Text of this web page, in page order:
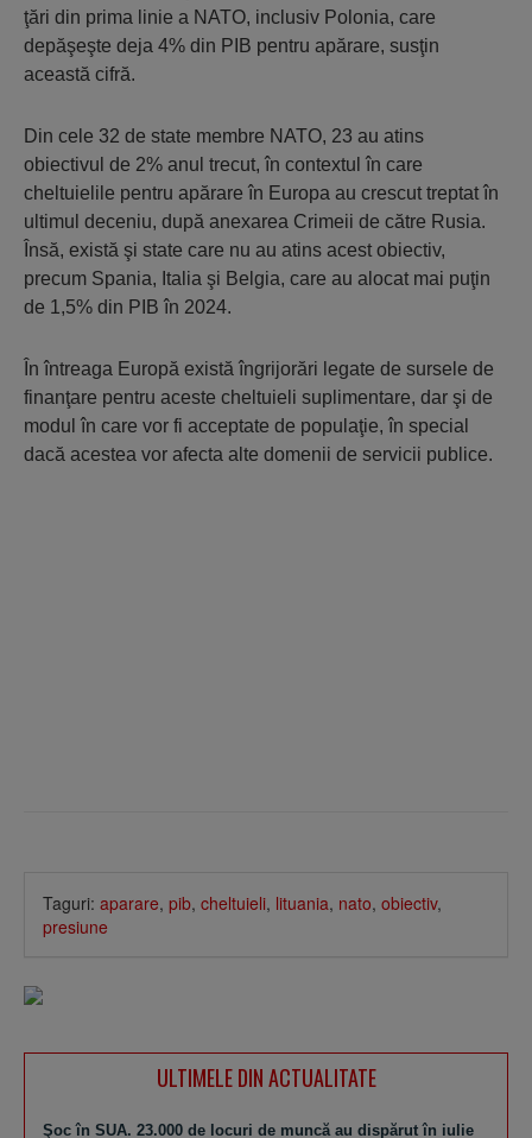
ţări din prima linie a NATO, inclusiv Polonia, care
depăşeşte deja 4% din PIB pentru apărare, susţin
această cifră.
Din cele 32 de state membre NATO, 23 au atins
obiectivul de 2% anul trecut, în contextul în care
cheltuielile pentru apărare în Europa au crescut treptat în
ultimul deceniu, după anexarea Crimeii de către Rusia.
Însă, există şi state care nu au atins acest obiectiv,
precum Spania, Italia şi Belgia, care au alocat mai puţin
de 1,5% din PIB în 2024.
În întreaga Europă există îngrijorări legate de sursele de
finanţare pentru aceste cheltuieli suplimentare, dar şi de
modul în care vor fi acceptate de populaţie, în special
dacă acestea vor afecta alte domenii de servicii publice.
Taguri: aparare, pib, cheltuieli, lituania, nato, obiectiv,
presiune
ULTIMELE DIN ACTUALITATE
Şoc în SUA. 23.000 de locuri de muncă au dispărut în iulie